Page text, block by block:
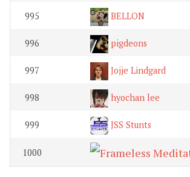
995 BELLON
996 pigdeons
997 Jojje Lindgard
998 hyochan lee
999 JSS Stunts
1000